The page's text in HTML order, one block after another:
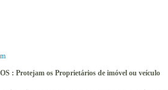
: Protejam os Proprietários de imóvel ou veículo